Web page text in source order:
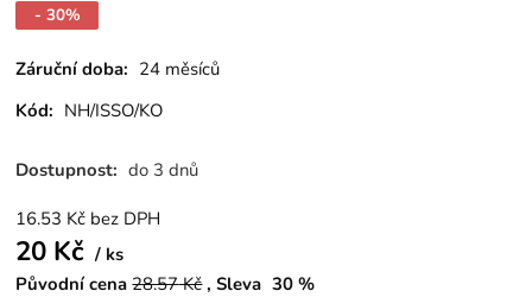
- 30%
Záruční doba: 24 měsíců
Kód: NH/ISSO/KO
Dostupnost: do 3 dnů
16.53 Kč bez DPH
20 Kč
ks
Původní cena 28.57Kč Sleva 30 %